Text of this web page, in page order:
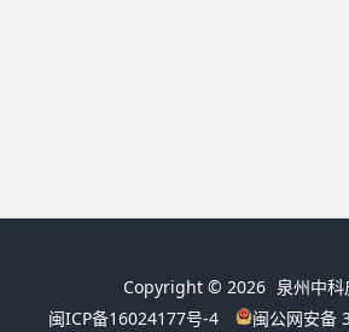
Copyright © 2026 泉州中
闽ICP备16024177号-4
闽公网安备